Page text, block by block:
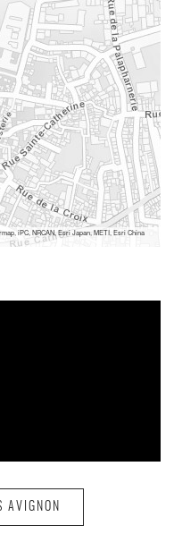
iPC, NRCAN, Esri Japan, METI, Esri China
AVIGNON